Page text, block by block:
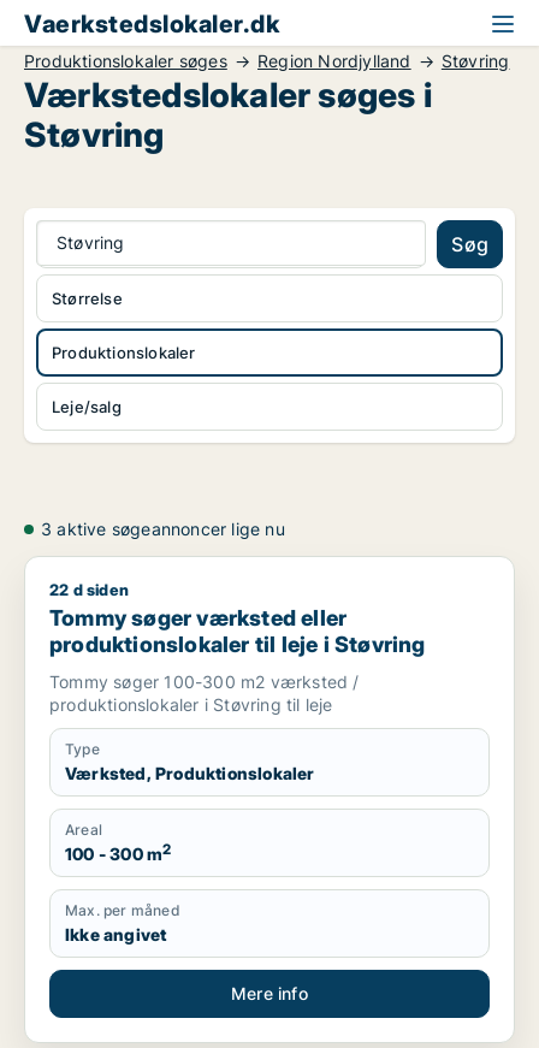
Vaerkstedslokaler.dk
Produktionslokaler søges Region Nordjylland Støvring
Værkstedslokaler søges i
Støvring
Støvring Søg
Produktionslokaler
Leje/salg
Størrelse
3 aktive søgeannoncer lige nu
Tommy søger værksted eller produktionslokaler til leje i
22 d siden
Tommy søger værksted eller
produktionslokaler til leje i Støvring
Tommy søger 100-300 m2 værksted /
produktionslokaler i Støvring til leje
Type
Værksted, Produktionslokaler
Areal
100 - 300 m2
Max. per måned
Ikke angivet
Mere info